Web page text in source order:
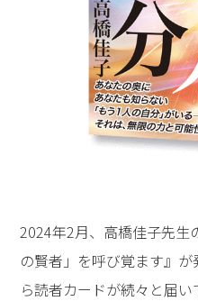
2024年2月、高橋佳子先生
の賢者」を呼び覚ます』
ら読者カードが続々と届い